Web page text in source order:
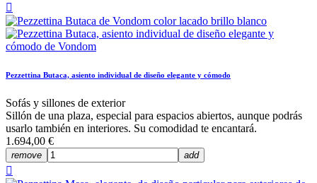

Pezzettina Butaca, asiento individual de diseño elegante y cómodo
Sofás y sillones de exterior
Sillón de una plaza, especial para espacios abiertos, aunque podrás
usarlo también en interiores. Su comodidad te encantará.
1.694,00 €
remove add
